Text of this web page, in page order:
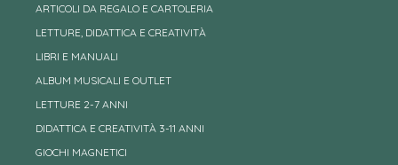
ARTICOLI DA REGALO E CARTOLERIA
LETTURE, DIDATTICA E CREATIVITÀ
LIBRI E MANUALI
ALBUM MUSICALI E OUTLET
LETTURE 2-7 ANNI
DIDATTICA E CREATIVITÀ 3-11 ANNI
GIOCHI MAGNETICI